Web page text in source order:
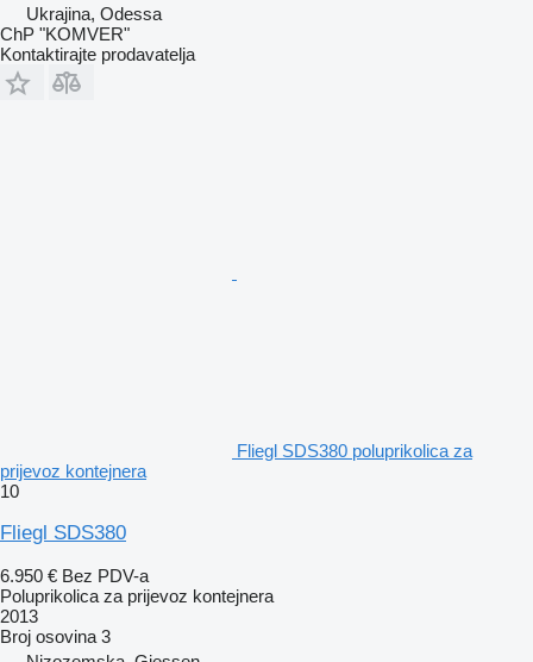
Ukrajina, Odessa
ChP "KOMVER"
Kontaktirajte prodavatelja
Fliegl SDS380 poluprikolica za
prijevoz kontejnera
10
Fliegl SDS380
6.950 € Bez PDV-a
Poluprikolica za prijevoz kontejnera
2013
Broj osovina 3